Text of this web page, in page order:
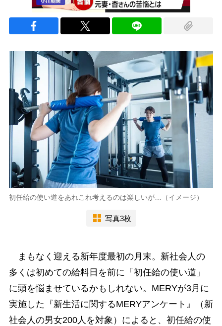
初任給の使い道をあれこれ考えるのは楽しいが…（イメージ）
写真3枚
まもなく迎える新年度最初の月末。新社会人の
多くは初めての給料日を前に「初任給の使い道」
に頭を悩ませているかもしれない。MERYが3月に
実施した『新生活に関するMERYアンケート』（新
社会人の男女200人を対象）によると、初任給の使